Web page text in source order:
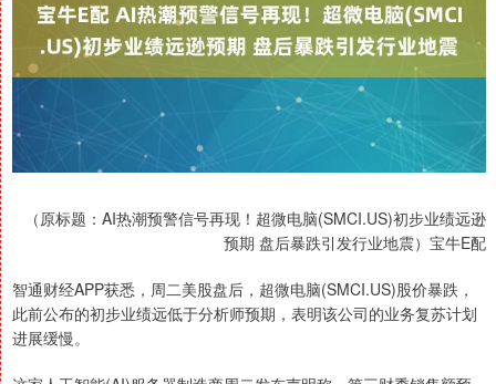
（原标题：AI热潮预警信号再现！超微电脑(SMCI.US)初步业绩远逊
预期 盘后暴跌引发行业地震）宝牛E配
智通财经APP获悉，周二美股盘后，超微电脑(SMCI.US)股价暴跌，
此前公布的初步业绩远低于分析师预期，表明该公司的业务复苏计划
进展缓慢。